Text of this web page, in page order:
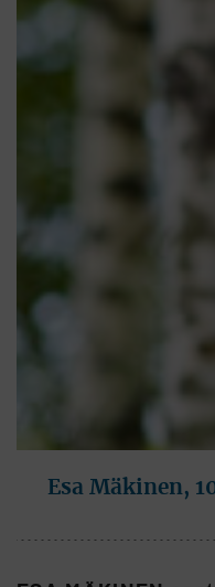
Esa Mäkinen,